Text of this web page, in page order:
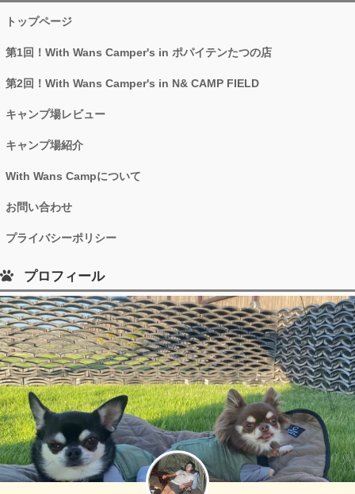
トップページ
第1回！With Wans Camper's in ポパイテンたつの店
第2回！With Wans Camper's in N& CAMP FIELD
キャンプ場レビュー
キャンプ場紹介
With Wans Campについて
お問い合わせ
プライバシーポリシー
プロフィール